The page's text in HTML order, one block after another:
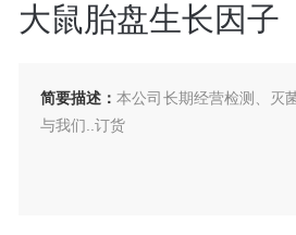
大鼠胎盘生长因子
简要描述：本公司长期经营检测、灭
与我们..订货